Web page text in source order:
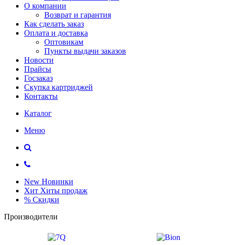
О компании
Возврат и гарантия
Как сделать заказ
Оплата и доставка
Оптовикам
Пункты выдачи заказов
Новости
Прайсы
Госзаказ
Скупка картриджей
Контакты
Каталог
Меню
New Новинки
Хит Хиты продаж
% Скидки
Производители